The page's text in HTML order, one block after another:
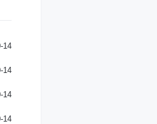
14
14
14
14